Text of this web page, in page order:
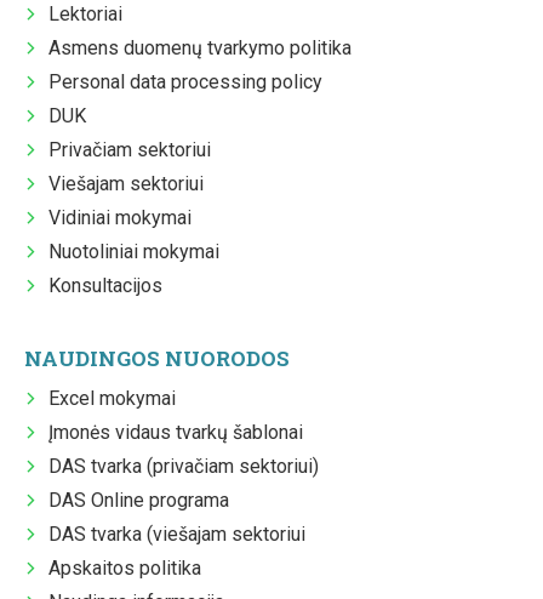
Lektoriai
Asmens duomenų tvarkymo politika
Personal data processing policy
DUK
Privačiam sektoriui
Viešajam sektoriui
Vidiniai mokymai
Nuotoliniai mokymai
Konsultacijos
NAUDINGOS NUORODOS
Excel mokymai
Įmonės vidaus tvarkų šablonai
DAS tvarka (privačiam sektoriui)
DAS Online programa
DAS tvarka (viešajam sektoriui
Apskaitos politika